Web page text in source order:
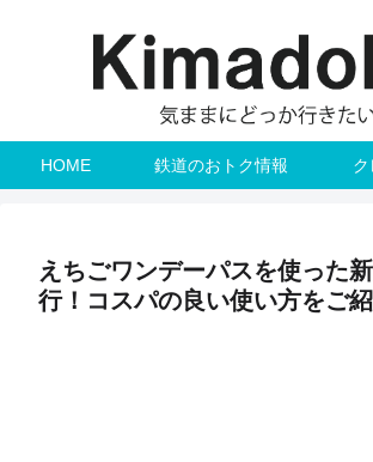
HOME 鉄道のおトク情報
えちごワンデーパスを使った
行！コスパの良い使い方をご紹